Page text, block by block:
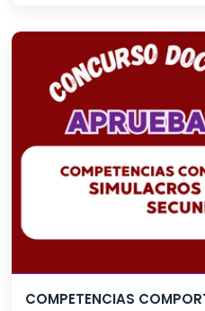
COMPETENCIAS